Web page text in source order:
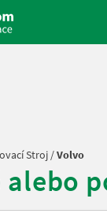
Stroj /Volvo
alebo
na Landwirt.com